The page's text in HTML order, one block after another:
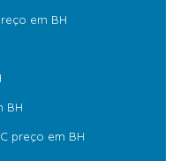
em BH
BH
preço em BH